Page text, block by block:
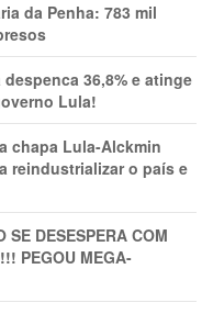
da Penha: 783 mil
36,8% e atinge
Lula!
chapa Lula-Alckmin
reindustrializar o país e
DESESPERA COM
PEGOU MEGA-